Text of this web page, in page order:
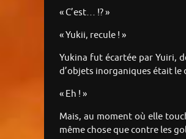
« C’est… !? »
« Yukii, recule ! »
Yukina fut écartée par Yuiri,
d’objets inorganiques était le
« Eh ! »
Mais, au moment où elle
même chose que contre les